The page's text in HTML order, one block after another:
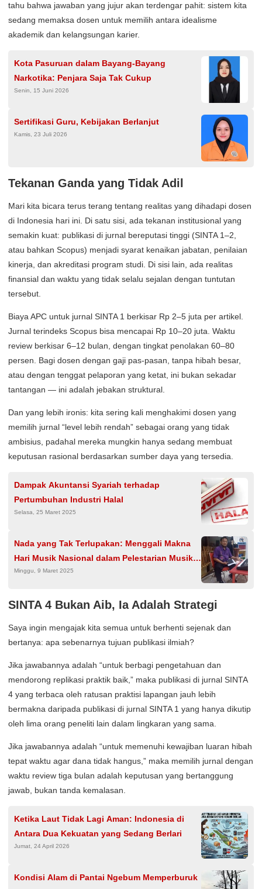
tahu bahwa jawaban yang jujur akan terdengar pahit: sistem kita
sedang memaksa dosen untuk memilih antara idealisme
akademik dan kelangsungan karier.
Kota Pasuruan dalam Bayang-Bayang
Narkotika: Penjara Saja Tak Cukup
Senin, 15 Juni 2026
Sertifikasi Guru, Kebijakan Berlanjut
Kamis, 23 Juli 2026
Tekanan Ganda yang Tidak Adil
Mari kita bicara terus terang tentang realitas yang dihadapi dosen
di Indonesia hari ini. Di satu sisi, ada tekanan institusional yang
semakin kuat: publikasi di jurnal bereputasi tinggi (SINTA 1–2,
atau bahkan Scopus) menjadi syarat kenaikan jabatan, penilaian
kinerja, dan akreditasi program studi. Di sisi lain, ada realitas
finansial dan waktu yang tidak selalu sejalan dengan tuntutan
tersebut.
Biaya APC untuk jurnal SINTA 1 berkisar Rp 2–5 juta per artikel.
Jurnal terindeks Scopus bisa mencapai Rp 10–20 juta. Waktu
review berkisar 6–12 bulan, dengan tingkat penolakan 60–80
persen. Bagi dosen dengan gaji pas-pasan, tanpa hibah besar,
atau dengan tenggat pelaporan yang ketat, ini bukan sekadar
tantangan — ini adalah jebakan struktural.
Dan yang lebih ironis: kita sering kali menghakimi dosen yang
memilih jurnal “level lebih rendah” sebagai orang yang tidak
ambisius, padahal mereka mungkin hanya sedang membuat
keputusan rasional berdasarkan sumber daya yang tersedia.
Dampak Akuntansi Syariah terhadap
Pertumbuhan Industri Halal
Selasa, 25 Maret 2025
Nada yang Tak Terlupakan: Menggali Makna
Hari Musik Nasional dalam Pelestarian Musik
Tradisional
Minggu, 9 Maret 2025
SINTA 4 Bukan Aib, Ia Adalah Strategi
Saya ingin mengajak kita semua untuk berhenti sejenak dan
bertanya: apa sebenarnya tujuan publikasi ilmiah?
Jika jawabannya adalah “untuk berbagi pengetahuan dan
mendorong replikasi praktik baik,” maka publikasi di jurnal SINTA
4 yang terbaca oleh ratusan praktisi lapangan jauh lebih
bermakna daripada publikasi di jurnal SINTA 1 yang hanya dikutip
oleh lima orang peneliti lain dalam lingkaran yang sama.
Jika jawabannya adalah “untuk memenuhi kewajiban luaran hibah
tepat waktu agar dana tidak hangus,” maka memilih jurnal dengan
waktu review tiga bulan adalah keputusan yang bertanggung
jawab, bukan tanda kemalasan.
Ketika Laut Tidak Lagi Aman: Indonesia di
Antara Dua Kekuatan yang Sedang Berlari
Jumat, 24 April 2026
Kondisi Alam di Pantai Ngebum Memperburuk